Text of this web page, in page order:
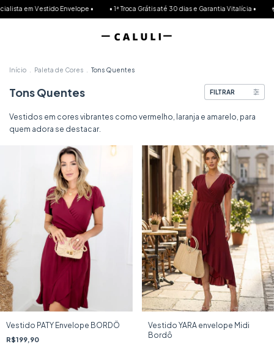
Envelope • • 1ª Troca Grátis até 30 dias e Garantia Vitalícia • 💳 Agora você
Início Paleta de Cores Tons Quentes
Tons Quentes FILTRAR
Vestidos em cores vibrantes como vermelho, laranja e amarelo, para
quem adora se destacar.
Vestido PATY Envelope BORDÔ
R$199,90
Vestido YARA envelope Midi
Bordô